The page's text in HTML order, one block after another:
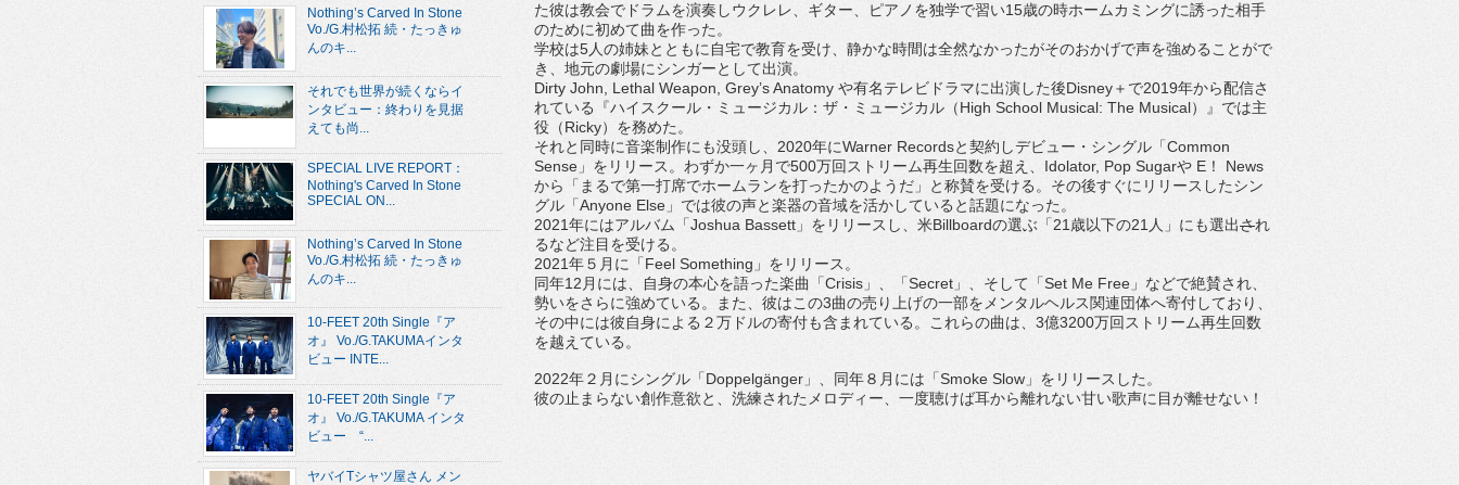
た彼は教会でドラムを演奏しウクレレ、 ギター、ピアノを独学で習い15歳の時ホームカミングに誘った相手
のために初めて曲を作った。
学校は5人の姉妹とともに自宅で教育を受け、 静かな時間は全然なかったがそのおかげで声を強めることがで
き、 地元の劇場にシンガーとして出演。
Dirty John, Lethal Weapon, Grey’s Anatomy や有名テレビドラマに出演した後Disney＋ で2019年から配信さ
れている『ハイスクール・ミュージカル： ザ・ミュージカル（High School Musical: The Musical）』では主
役（Ricky）を務めた。
それと同時に音楽制作にも没頭し、 2020年にWarner Recordsと契約しデビュー・シングル「Common
Sense 」をリリース。わずか一ヶ月で500万回ストリーム再生回数を超え、 Idolator, Pop Sugarや E ！
News
から「 まるで第一打席でホームランを打ったかのようだ」
と称賛を受ける。その後すぐにリリースしたシン
グル「Anyone Else 」 では彼の声と楽器の音域を活かしていると話題になった。
2021年にはアルバム「Joshua Bassett 」をリリースし、米Billboardの選ぶ「21 歳以下の21 人」にも選出され
るなど注目を受ける。
2021年５月に「Feel Something 」をリリース。
同年12 月には、自身の本心を語った楽曲「Crisis 」、「Secret 」、そして「Set Me Free 」などで絶賛され、
勢いをさらに強めている。また、 彼はこの3曲の売り上げの一部をメンタルヘルス関連団体へ寄付しており、
その中には彼自身による２万ドルの寄付も含まれている。
これらの曲は、 3億3200万回ストリーム再生回数
を越えている。
2022年２月にシングル「Doppelgänger 」、 同年８月には「Smoke Slow 」をリリースした。
彼の止まらない創作意欲と、洗練されたメロディー、 一度聴けば耳から離れない甘い歌声に目が離せない！
Nothing’s Carved In Stone
Vo./G.村松拓 続・たっきゅ
んのキ...
それでも世界が続くならイ
ンタビュー：終わりを見据
えても尚...
SPECIAL LIVE REPORT：
Nothing's Carved In Stone
SPECIAL ON...
Nothing’s Carved In Stone
Vo./G.村松拓 続・たっきゅ
んのキ...
10-FEET 20th Single『ア
オ』 Vo./G.TAKUMAインタ
ビュー INTE...
10-FEET 20th Single『ア
オ』 Vo./G.TAKUMA インタ
ビュー “...
ヤバイTシャツ屋さん メン